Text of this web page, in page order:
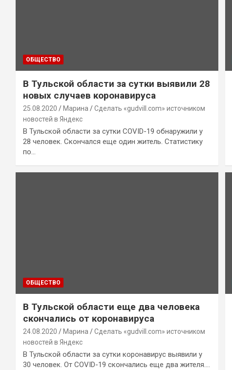
ОБЩЕСТВО
В Тульской области за сутки выявили 28
новых случаев коронавируса
25.08.2020 Марина
Сделать «gudvill.com» источником
новостей в Яндекс
В Тульской области за сутки COVID-19 обнаружили у
28 человек. Скончался еще один житель. Статистику
по…
ОБЩЕСТВО
В Тульской области еще два человека
скончались от коронавируса
24.08.2020 Марина
Сделать «gudvill.com» источником
новостей в Яндекс
В Тульской области за сутки коронавирус выявили у
30 человек. От COVID-19 скончались еще два жителя.…